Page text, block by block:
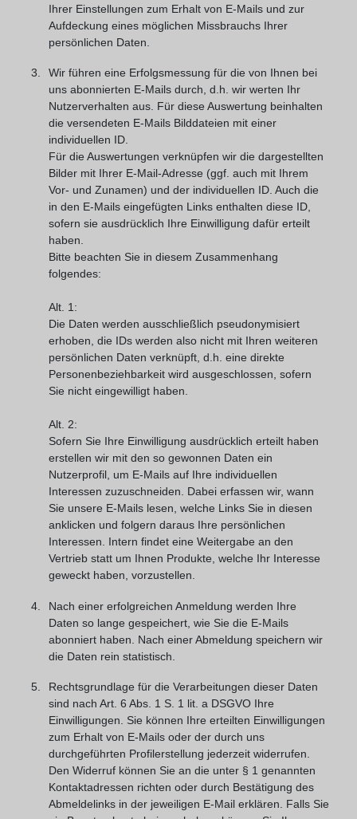
Ihrer Einstellungen zum Erhalt von E-Mails und zur
Aufdeckung eines möglichen Missbrauchs Ihrer
persönlichen Daten.
Wir führen eine Erfolgsmessung für die von Ihnen bei
uns abonnierten E-Mails durch, d.h. wir werten Ihr
Nutzerverhalten aus. Für diese Auswertung beinhalten
die versendeten E-Mails Bilddateien mit einer
individuellen ID.
Für die Auswertungen verknüpfen wir die dargestellten
Bilder mit Ihrer E-Mail-Adresse (ggf. auch mit Ihrem
Vor- und Zunamen) und der individuellen ID. Auch die
in den E-Mails eingefügten Links enthalten diese ID,
sofern sie ausdrücklich Ihre Einwilligung dafür erteilt
haben.
Bitte beachten Sie in diesem Zusammenhang
folgendes:
Alt. 1:
Die Daten werden ausschließlich pseudonymisiert
erhoben, die IDs werden also nicht mit Ihren weiteren
persönlichen Daten verknüpft, d.h. eine direkte
Personenbeziehbarkeit wird ausgeschlossen, sofern
Sie nicht eingewilligt haben.
Alt. 2:
Sofern Sie Ihre Einwilligung ausdrücklich erteilt haben
erstellen wir mit den so gewonnen Daten ein
Nutzerprofil, um E-Mails auf Ihre individuellen
Interessen zuzuschneiden. Dabei erfassen wir, wann
Sie unsere E-Mails lesen, welche Links Sie in diesen
anklicken und folgern daraus Ihre persönlichen
Interessen. Intern findet eine Weitergabe an den
Vertrieb statt um Ihnen Produkte, welche Ihr Interesse
geweckt haben, vorzustellen.
Nach einer erfolgreichen Anmeldung werden Ihre
Daten so lange gespeichert, wie Sie die E-Mails
abonniert haben. Nach einer Abmeldung speichern wir
die Daten rein statistisch.
Rechtsgrundlage für die Verarbeitungen dieser Daten
sind nach Art. 6 Abs. 1 S. 1 lit. a DSGVO Ihre
Einwilligungen. Sie können Ihre erteilten Einwilligungen
zum Erhalt von E-Mails oder der durch uns
durchgeführten Profilerstellung jederzeit widerrufen.
Den Widerruf können Sie an die unter § 1 genannten
Kontaktadressen richten oder durch Bestätigung des
Abmeldelinks in der jeweiligen E-Mail erklären. Falls Sie